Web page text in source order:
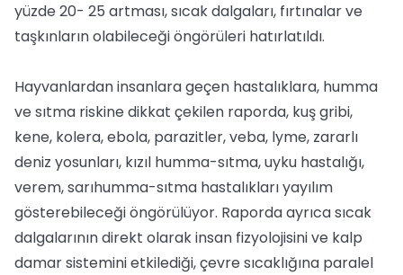
yüzde 20- 25 artması, sıcak dalgaları, fırtınalar ve
taşkınların olabileceği öngörüleri hatırlatıldı.
Hayvanlardan insanlara geçen hastalıklara, humma
ve sıtma riskine dikkat çekilen raporda, kuş gribi,
kene, kolera, ebola, parazitler, veba, lyme, zararlı
deniz yosunları, kızıl humma-sıtma, uyku hastalığı,
verem, sarıhumma-sıtma hastalıkları yayılım
gösterebileceği öngörülüyor. Raporda ayrıca sıcak
dalgalarının direkt olarak insan fizyolojisini ve kalp
damar sistemini etkilediği, çevre sıcaklığına paralel